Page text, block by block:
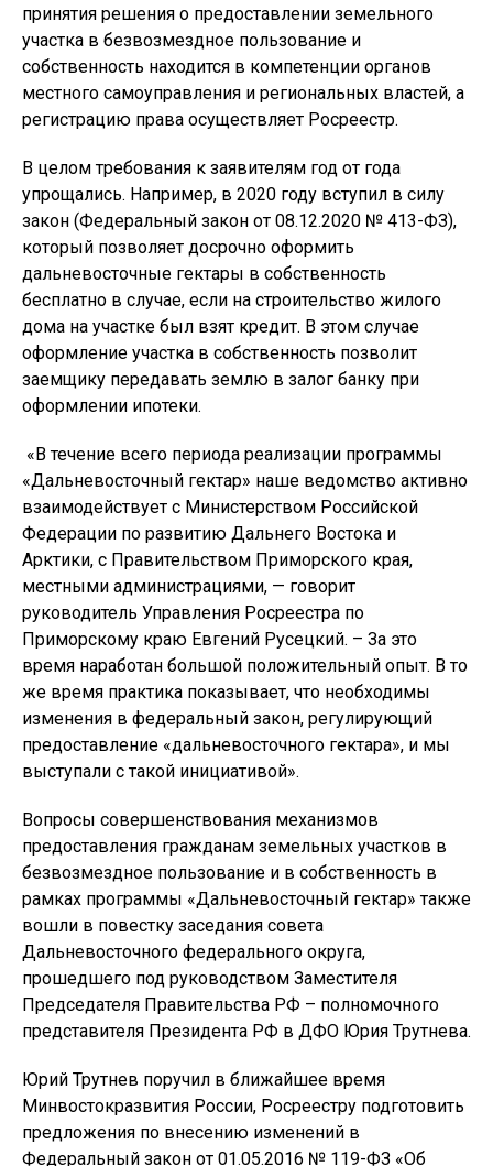
принятия решения о предоставлении земельного
участка в безвозмездное пользование и
собственность находится в компетенции органов
местного самоуправления и региональных властей, а
регистрацию права осуществляет Росреестр.
В целом требования к заявителям год от года
упрощались. Например, в 2020 году вступил в силу
закон (Федеральный закон от 08.12.2020 № 413-ФЗ),
который позволяет досрочно оформить
дальневосточные гектары в собственность
бесплатно в случае, если на строительство жилого
дома на участке был взят кредит. В этом случае
оформление участка в собственность позволит
заемщику передавать землю в залог банку при
оформлении ипотеки.
«В течение всего периода реализации программы
«Дальневосточный гектар» наше ведомство активно
взаимодействует с Министерством Российской
Федерации по развитию Дальнего Востока и
Арктики, с Правительством Приморского края,
местными администрациями, — говорит
руководитель Управления Росреестра по
Приморскому краю Евгений Русецкий. – За это
время наработан большой положительный опыт. В то
же время практика показывает, что необходимы
изменения в федеральный закон, регулирующий
предоставление «дальневосточного гектара», и мы
выступали с такой инициативой».
Вопросы совершенствования механизмов
предоставления гражданам земельных участков в
безвозмездное пользование и в собственность в
рамках программы «Дальневосточный гектар» также
вошли в повестку заседания совета
Дальневосточного федерального округа,
прошедшего под руководством Заместителя
Председателя Правительства РФ – полномочного
представителя Президента РФ в ДФО Юрия Трутнева.
Юрий Трутнев поручил в ближайшее время
Минвостокразвития России, Росреестру подготовить
предложения по внесению изменений в
Федеральный закон от 01.05.2016 № 119-ФЗ «Об